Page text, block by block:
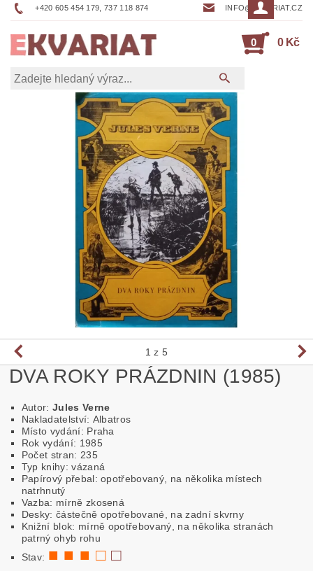
+420 605 454 179, 737 118 874 INFO@EKVARIAT.CZ
0 0 Kč
1 z 5
DVA ROKY PRÁZDNIN (1985)
Autor: Jules Verne
Nakladatelství: Albatros
Místo vydání: Praha
Rok vydání: 1985
Počet stran: 235
Typ knihy: vázaná
Papírový přebal: opotřebovaný, na několika místech
natrhnutý
Vazba: mírně zkosená
Desky: částečně opotřebované, na zadní skvrny
Knižní blok: mírně opotřebovaný, na několika stranách
patrný ohyb rohu
Stav: ■ ■ ■ □ □